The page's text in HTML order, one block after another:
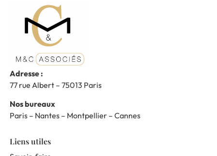
Adresse :
77 rue Albert – 75013 Paris
Nos bureaux
Paris – Nantes – Montpellier – Cannes
Liens utiles